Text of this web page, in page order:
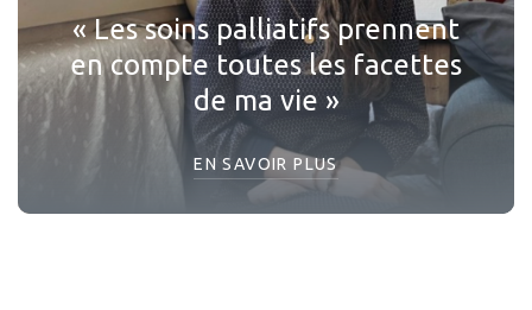
« Les soins palliatifs prennent
en compte toutes les facettes
de ma vie »
EN SAVOIR PLUS